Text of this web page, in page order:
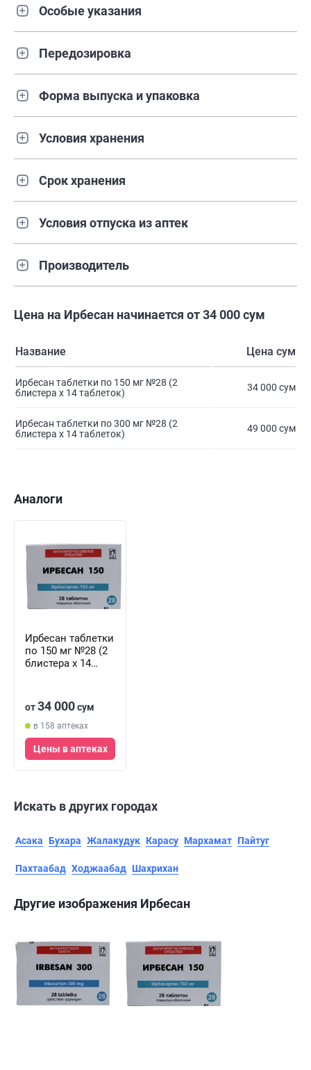
Особые указания
Передозировка
Форма выпуска и упаковка
Условия хранения
Срок хранения
Условия отпуска из аптек
Производитель
Цена на Ирбесан начинается от 34 000 сум
Название Цена сум
Ирбесан таблетки по 150 мг №28 (2
блистера х 14 таблеток)
34 000 сум
Ирбесан таблетки по 300 мг №28 (2
блистера х 14 таблеток)
49 000 сум
Аналоги
Ирбесан таблетки
по 150 мг №28 (2
блистера х 14
от34 000сум
в 158 аптеках
Цены в аптеках
Искать в других городах
Асака Бухара Жалакудук Карасу Мархамат Пайтуг
Пахтаабад Ходжаабад Шахрихан
Другие изображения Ирбесан